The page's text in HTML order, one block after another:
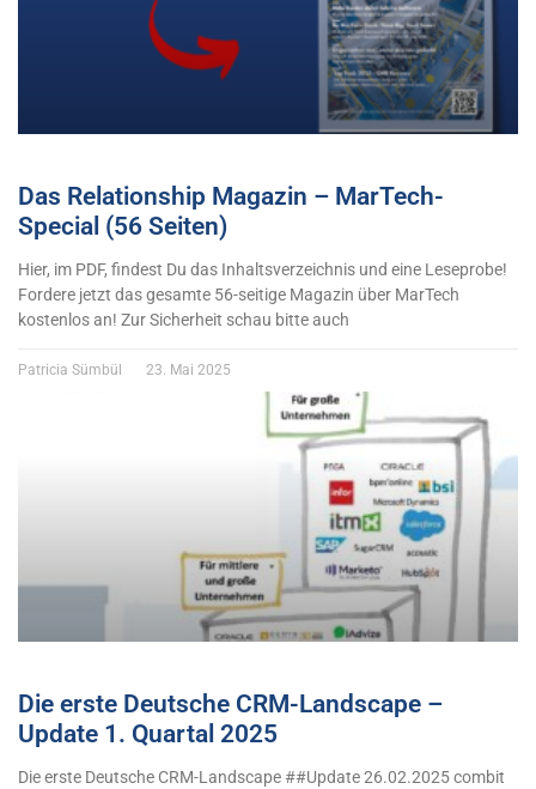
Das Relationship Magazin – MarTech-
Special (56 Seiten)
Hier, im PDF, findest Du das Inhaltsverzeichnis und eine Leseprobe!
Fordere jetzt das gesamte 56-seitige Magazin über MarTech
kostenlos an! Zur Sicherheit schau bitte auch
Patricia Sümbül 23. Mai 2025
Die erste Deutsche CRM-Landscape –
Update 1. Quartal 2025
Die erste Deutsche CRM-Landscape ##Update 26.02.2025 combit